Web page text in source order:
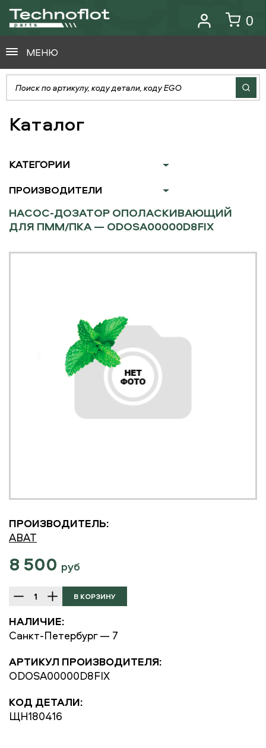
0
МЕНЮ
Каталог
КАТЕГОРИИ
ПРОИЗВОДИТЕЛИ
НАСОС-ДОЗАТОР ОПОЛАСКИВАЮЩИЙ
ДЛЯ ПММ/ПКА — ODOSA00000D8FIX
ПРОИЗВОДИТЕЛЬ:
ABAT
8 500 руб
НАЛИЧИЕ:
Санкт-Петербург — 7
АРТИКУЛ ПРОИЗВОДИТЕЛЯ:
ODOSA00000D8FIX
КОД ДЕТАЛИ:
ЩН180416